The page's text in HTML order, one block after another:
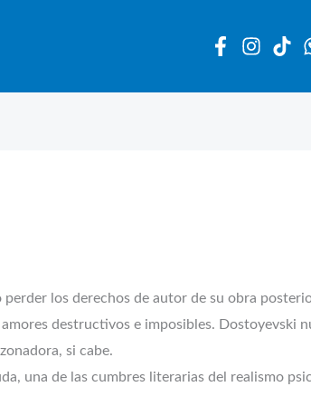
los derechos de autor de su obra
destructivos e imposibles. Dostoyevski
si cabe.
una de las cumbres literarias del realismo